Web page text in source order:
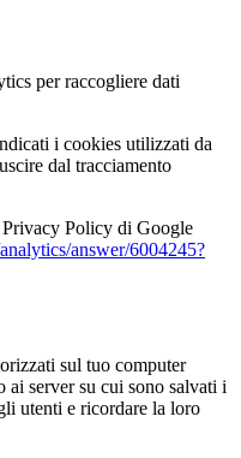
per raccogliere dati
i cookies utilizzati da
dal tracciamento
Policy di Google
answer/6004245?
sul tuo computer
ai server su cui sono salvati i
utenti e ricordare la loro